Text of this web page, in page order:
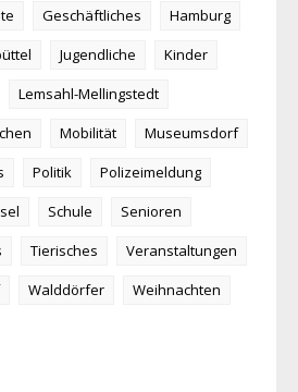
Geschäftliches
Hamburg
Jugendliche
Kinder
Lemsahl-Mellingstedt
Mobilität
Museumsdorf
Politik
Polizeimeldung
Schule
Senioren
Tierisches
Veranstaltungen
Walddörfer
Weihnachten